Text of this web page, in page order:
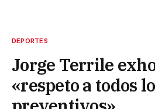
DEPORTES
Jorge Terrile
«respeto a todos